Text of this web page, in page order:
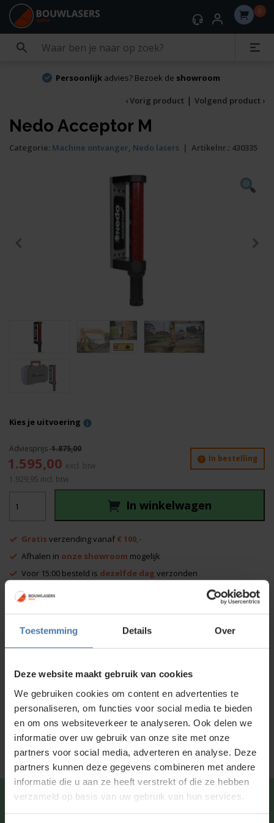
Toestemming Details Over
Deze website maakt gebruik van cookies
We gebruiken cookies om content en advertenties te
personaliseren, om functies voor social media te bieden
en om ons websiteverkeer te analyseren. Ook delen we
informatie over uw gebruik van onze site met onze
partners voor social media, adverteren en analyse. Deze
partners kunnen deze gegevens combineren met andere
informatie die u aan ze heeft verstrekt of die ze hebben
verzameld op basis van uw gebruik van hun services.
0
Persoonlijkadvies? Bezoek de showroom
‹ Vorig product | Volgend product ›
Nedo Acceptor M
Categorie: Machine ontvanger, Nedo lasers | Artikelnr.: 430335
Kies je uitvoering
In bestelling
Acceptor
M
1.929,95 incl. btw
In winkelwagen
1.875,00
Oorspronkelijke
prijs
was:
1.595,00
1.595,00.
Gratis verzending vanaf € 100,-
Afhalen in onze showroom mogelijk
Voor 15:00 besteld is dezelfde dag verzonden
Productinformatie
Standaard meegeleverd
Downloads
Service en kalibratie
Snel en direct contact?We beantwoorden je vragen
graag viaWhatsapp.